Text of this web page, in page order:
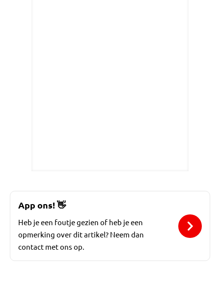
App ons!👋
Heb je een foutje gezien of heb je een
opmerking over dit artikel? Neem dan
contact met ons op.